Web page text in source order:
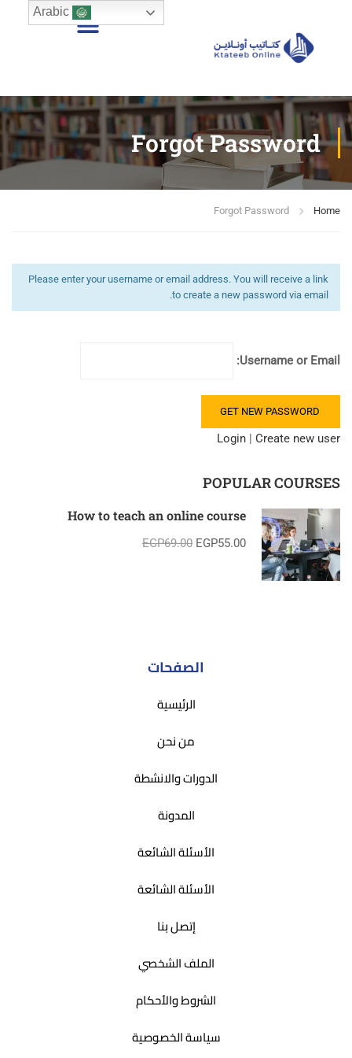
Forgot Password
Home
Forgot Password
Please enter your username or email address. You will receive a link
to create a new password via email.
Username or Email:
Login | Create new user
POPULAR COURSES
How to teach an online course
EGP69.00 EGP55.00
الصفحات
الرئيسية
من نحن
الدورات والانشطة
المدونة
الأسئلة الشائعة
الأسئلة الشائعة
إتصل بنا
الملف الشخصي
الشروط والأحكام
سياسة الخصوصية
Arabic